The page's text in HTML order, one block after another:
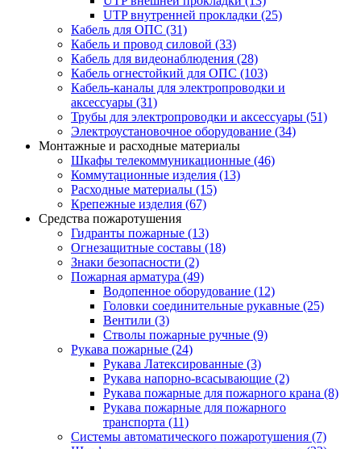
UTP внутренней прокладки (25)
Кабель для ОПС (31)
Кабель и провод силовой (33)
Кабель для видеонаблюдения (28)
Кабель огнестойкий для ОПС (103)
Кабель-каналы для электропроводки и
аксессуары (31)
Трубы для электропроводки и аксессуары (51)
Электроустановочное оборудование (34)
Монтажные и расходные материалы
Шкафы телекоммуникационные (46)
Коммутационные изделия (13)
Расходные материалы (15)
Крепежные изделия (67)
Средства пожаротушения
Гидранты пожарные (13)
Огнезащитные составы (18)
Знаки безопасности (2)
Пожарная арматура (49)
Водопенное оборудование (12)
Головки соединительные рукавные (25)
Вентили (3)
Стволы пожарные ручные (9)
Рукава пожарные (24)
Рукава Латексированные (3)
Рукава напорно-всасывающие (2)
Рукава пожарные для пожарного крана (8)
Рукава пожарные для пожарного
транспорта (11)
Системы автоматического пожаротушения (7)